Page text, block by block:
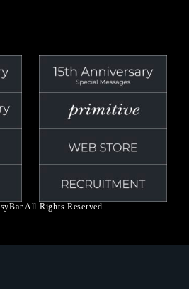
All Rights Reserved.